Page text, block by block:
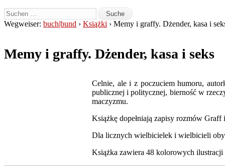
Wegweiser: buch|bund › Książki › Memy i graffy. Dżender, kasa i
Memy i graffy. Dżender, kasa i seks
Celnie, ale i z poczuciem humoru,
publicznej i politycznej, bierność w
maczyzmu.
Książkę dopełniają zapisy rozmów
Dla licznych wielbicielek i wielbicieli
Książka zawiera 48 kolorowych